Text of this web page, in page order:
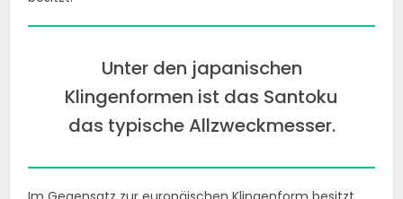
Unter den japanischen
Klingenformen ist das Santoku
das typische Allzweckmesser.